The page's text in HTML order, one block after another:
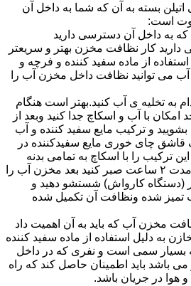
بسته به آن که شما به داخل آن
است:
به داخل آن دسترسی دارید
کار نظافت مخزن بهتر و سریعتر
از ماده سفید کننده و فرچه و
می توانید نظافت داخل مخزن آب را
به تخلیه ی آب کنید.بهتر است هنگام
امکان با آب و اسکاچ جدا کنید وبعد از
و ترکیب مایع سفید کننده و آب
قاشق چای خوری مایع سفیدکننده در
این ترکیب را با اسکاچ به تمامی بدنه
مخزن آّب آغشته کنید و به مدت ۲ ساعت صبر کنید بعد مخزن آب را
(دستگاه کارواش) شستشو دهید و
تمیز شده ونظافت آن تکمیل شده
مخزن آب که باید به آن اهمیت داد
به دلیل استفاده از ماده سفید کننده
بسیار سمی است و نفری که در داخل
باید اطمینان حاصل کند که راه
هوا در جریان باشد.